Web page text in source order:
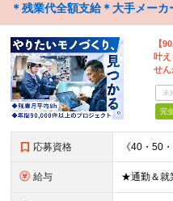
＊残業代全額支給＊大手メー
【
叶
せん
未
完
応募資格
給与